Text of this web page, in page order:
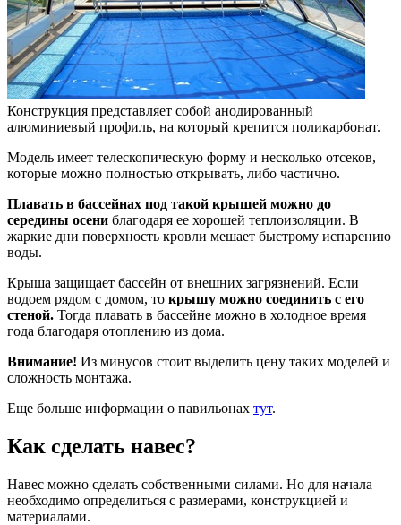
Конструкция представляет собой анодированный
алюминиевый профиль, на который крепится поликарбонат.
Модель имеет телескопическую форму и несколько отсеков,
которые можно полностью открывать, либо частично.
Плавать в бассейнах под такой крышей можно до
середины осени благодаря ее хорошей теплоизоляции. В
жаркие дни поверхность кровли мешает быстрому испарению
воды.
Крыша защищает бассейн от внешних загрязнений. Если
водоем рядом с домом, то крышу можно соединить с его
стеной. Тогда плавать в бассейне можно в холодное время
года благодаря отоплению из дома.
Внимание! Из минусов стоит выделить цену таких моделей и
сложность монтажа.
Еще больше информации о павильонах тут.
Как сделать навес?
Навес можно сделать собственными силами. Но для начала
необходимо определиться с размерами, конструкцией и
материалами.